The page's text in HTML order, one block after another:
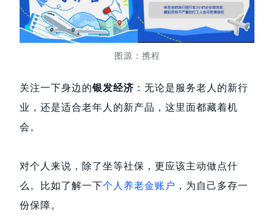
图源：携程
关注一下身边的银发经济 ：无论是服务老人的新行
业，还是适合老年人的新产品，这里面都藏着机
会。
对个人来说，除了坐等社保，更应该主动做点什
么。比如了解一下个人养老金账户 ，为自己多存一
份保障。